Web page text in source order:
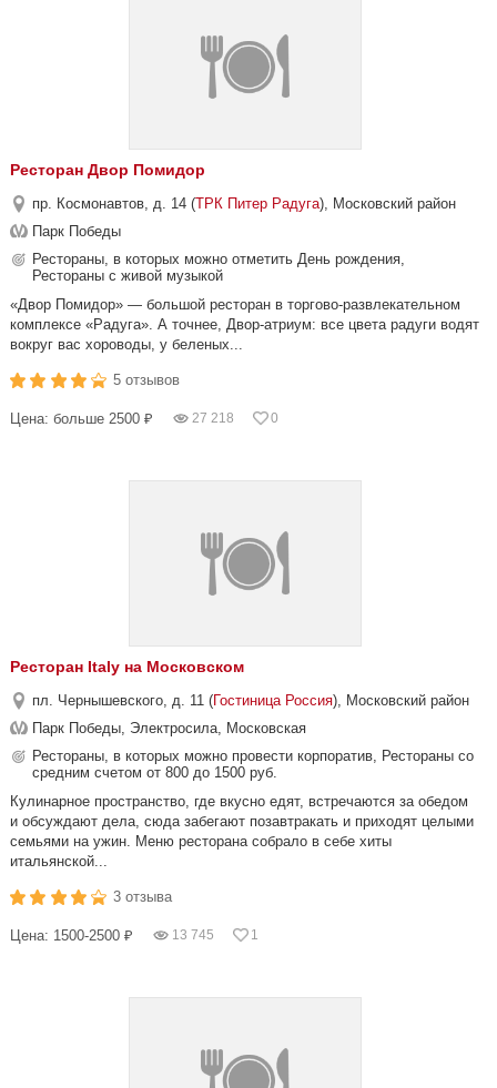
Ресторан Двор Помидор
пр. Космонавтов, д. 14 (ТРК Питер Радуга), Московский район
Парк Победы
Рестораны, в которых можно отметить День рождения,
Рестораны с живой музыкой
«Двор Помидор» — большой ресторан в торгово-развлекательном
комплексе «Радуга». А точнее, Двор-атриум: все цвета радуги водят
вокруг вас хороводы, у беленых...
5 отзывов
Цена: больше 2500 ₽ 27 218 0
Ресторан Italy на Московском
пл. Чернышевского, д. 11 (Гостиница Россия), Московский район
Парк Победы, Электросила, Московская
Рестораны, в которых можно провести корпоратив, Рестораны со
средним счетом от 800 до 1500 руб.
Кулинарное пространство, где вкусно едят, встречаются за обедом
и обсуждают дела, сюда забегают позавтракать и приходят целыми
семьями на ужин. Меню ресторана собрало в себе хиты
итальянской...
3 отзыва
Цена: 1500-2500 ₽ 13 745 1